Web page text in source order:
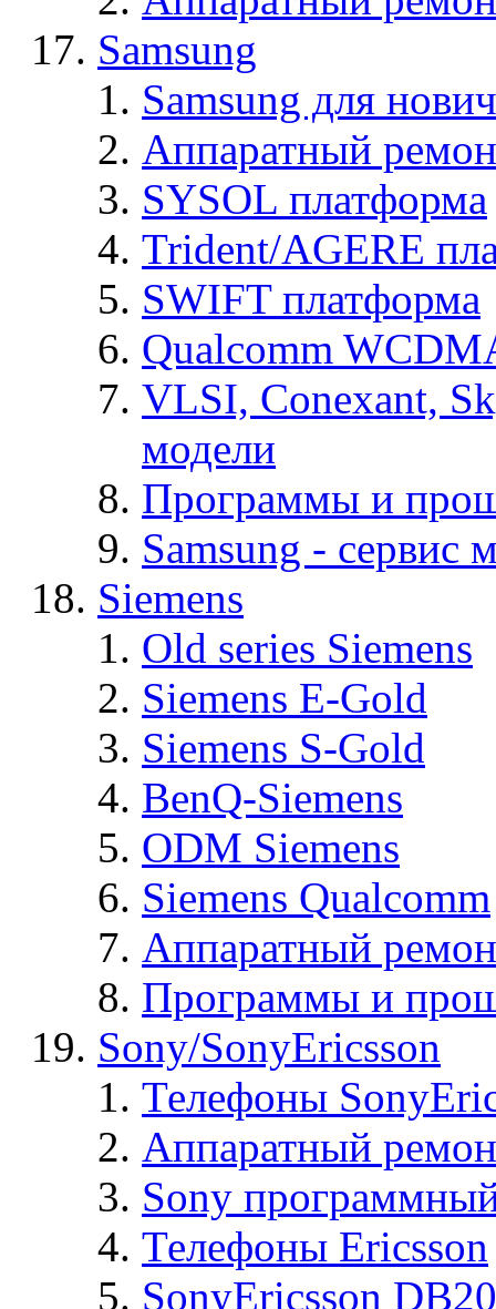
Samsung
Samsung для
Аппаратный
SYSOL платформа
Trident/AGERE
SWIFT платформа
Qualcomm
VLSI, Conexant,
модели
Программы и
Samsung - cервис
Siemens
Old series Siemens
Siemens E-Gold
Siemens S-Gold
BenQ-Siemens
ODM Siemens
Siemens Qualcomm
Аппаратный
Программы и
Sony/SonyEricsson
Телефоны
Аппаратный
Sony
Телефоны Ericsson
SonyEricsson